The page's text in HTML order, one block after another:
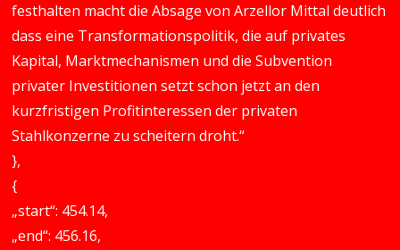
festhalten macht die Absage von Arzellor Mittal deutlich
dass eine Transformationspolitik, die auf privates
Kapital, Marktmechanismen und die Subvention
privater Investitionen setzt schon jetzt an den
kurzfristigen Profitinteressen der privaten
Stahlkonzerne zu scheitern droht.“
},
{
„start“: 454.14,
„end“: 456.16,